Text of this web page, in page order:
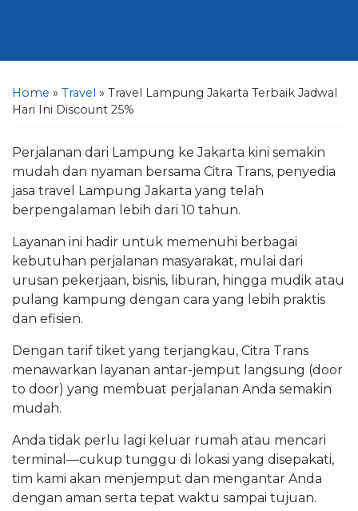
Home » Travel » Travel Lampung Jakarta Terbaik Jadwal
Hari Ini Discount 25%
Perjalanan dari Lampung ke Jakarta kini semakin
mudah dan nyaman bersama Citra Trans, penyedia
jasa travel Lampung Jakarta yang telah
berpengalaman lebih dari 10 tahun.
Layanan ini hadir untuk memenuhi berbagai
kebutuhan perjalanan masyarakat, mulai dari
urusan pekerjaan, bisnis, liburan, hingga mudik atau
pulang kampung dengan cara yang lebih praktis
dan efisien.
Dengan tarif tiket yang terjangkau, Citra Trans
menawarkan layanan antar-jemput langsung (door
to door) yang membuat perjalanan Anda semakin
mudah.
Anda tidak perlu lagi keluar rumah atau mencari
terminal—cukup tunggu di lokasi yang disepakati,
tim kami akan menjemput dan mengantar Anda
dengan aman serta tepat waktu sampai tujuan.